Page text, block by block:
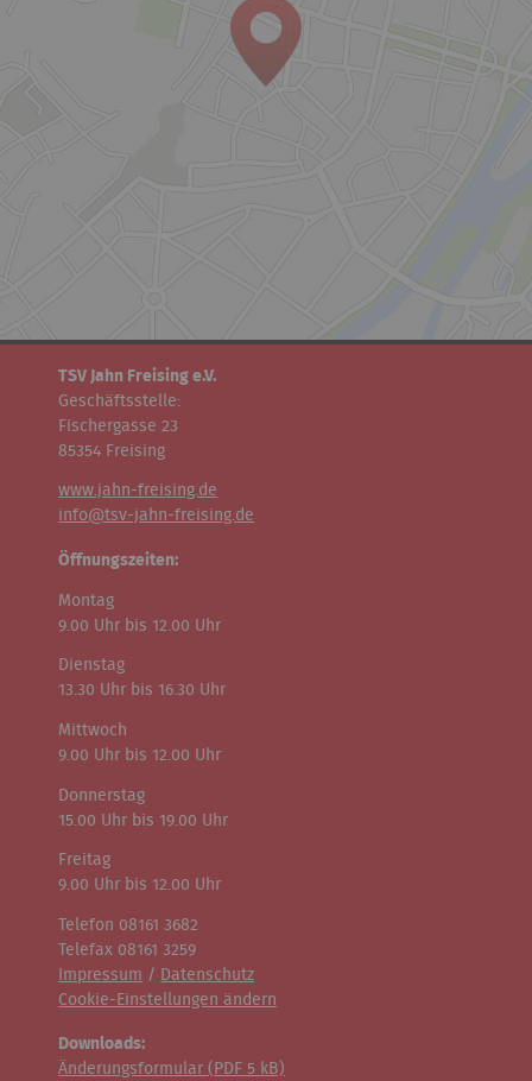
TSV Jahn Freising e.V.
Geschäftsstelle:
Fischergasse 23
85354 Freising
www.jahn-freising.de
info@tsv-jahn-freising.de
Öffnungszeiten:
Montag
9.00 Uhr bis 12.00 Uhr
Dienstag
13.30 Uhr bis 16.30 Uhr
Mittwoch
9.00 Uhr bis 12.00 Uhr
Donnerstag
15.00 Uhr bis 19.00 Uhr
Freitag
9.00 Uhr bis 12.00 Uhr
Telefon 08161 3682
Telefax 08161 3259
Impressum / Datenschutz
Cookie-Einstellungen ändern
Downloads:
Änderungsformular ( PDF 5 kB)